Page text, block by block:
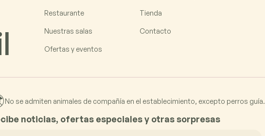
Restaurante
Nuestras salas
Ofertas y eventos
Tienda
Contacto
No se admiten animales de compañía en el establecimiento, excepto perros guía.
noticias, ofertas especiales y otras sorpresas